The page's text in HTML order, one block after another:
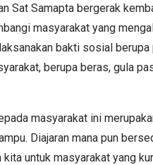
Sat Samapta bergerak
masyarakat yang
bakti sosial
berupa beras, gula
masyarakat ini
Diajaran mana pun
untuk masyarakat yang